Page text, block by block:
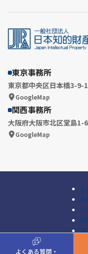
A
Q
よくある質問・
東京事務所
東京都中央区日本橋3-9-
GoogleMap
関西事務所
大阪府大阪市北区堂島1-
GoogleMap
よ
各
サ
外
個
© Japan Intellectual